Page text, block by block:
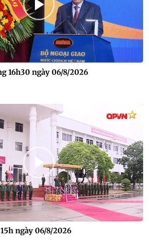
16h30 ngày 06/8/2026
ngày 06/8/2026